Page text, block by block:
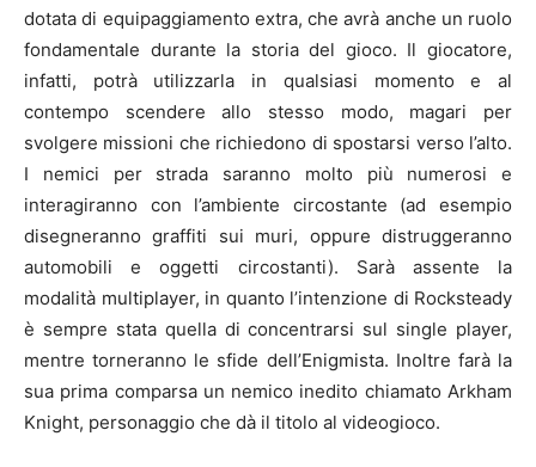
dotata di equipaggiamento extra, che avrà anche un ruolo
fondamentale durante la storia del gioco. Il giocatore,
infatti, potrà utilizzarla in qualsiasi momento e al
contempo scendere allo stesso modo, magari per
svolgere missioni che richiedono di spostarsi verso l’alto.
I nemici per strada saranno molto più numerosi e
interagiranno con l’ambiente circostante (ad esempio
disegneranno graffiti sui muri, oppure distruggeranno
automobili e oggetti circostanti). Sarà assente la
modalità multiplayer, in quanto l’intenzione di Rocksteady
è sempre stata quella di concentrarsi sul single player,
mentre torneranno le sfide dell’Enigmista. Inoltre farà la
sua prima comparsa un nemico inedito chiamato Arkham
Knight, personaggio che dà il titolo al videogioco.